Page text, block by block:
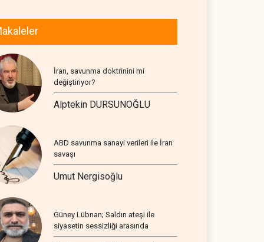
İran, savunma doktrinini mi
değiştiriyor?
Alptekin DURSUNOĞLU
ABD savunma sanayi verileri ile İran
savaşı
Umut Nergisoğlu
Güney Lübnan; Saldırı ateşi ile
siyasetin sessizliği arasında